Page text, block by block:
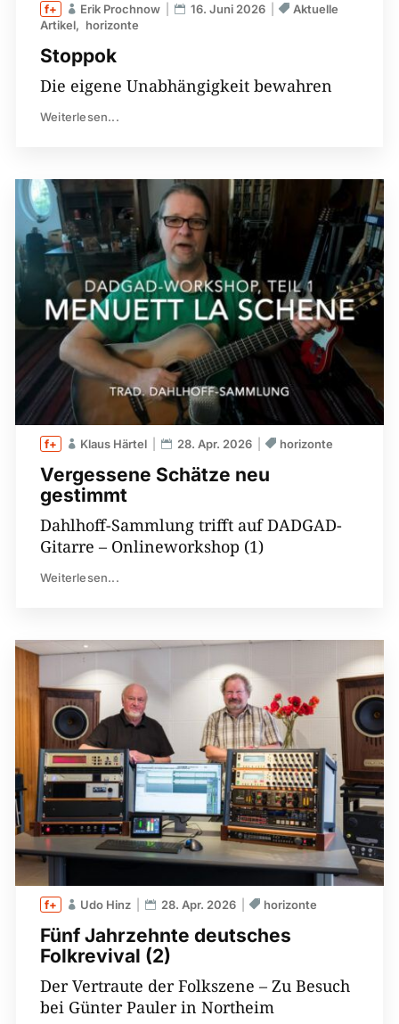
Stoppok
Erik Prochnow 16. Juni 2026
Aktuelle
Artikel
horizonte
Die eigene Unabhängigkeit bewahren
Weiterlesen...
Vergessene Schätze neu
gestimmt
Klaus Härtel 28. Apr. 2026 horizonte
Dahlhoff-Sammlung trifft auf DADGAD-
Gitarre – Onlineworkshop (1)
Weiterlesen...
Fünf Jahrzehnte deutsches
Folkrevival (2)
Udo Hinz 28. Apr. 2026 horizonte
Der Vertraute der Folkszene – Zu Besuch
bei Günter Pauler in Northeim